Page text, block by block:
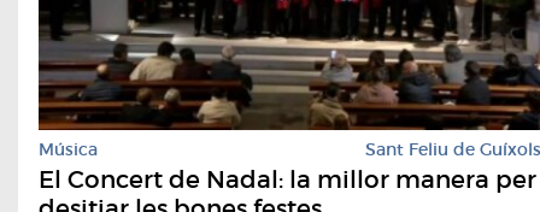
Música Sant Feliu de Guíxols
El Concert de Nadal: la millor manera per